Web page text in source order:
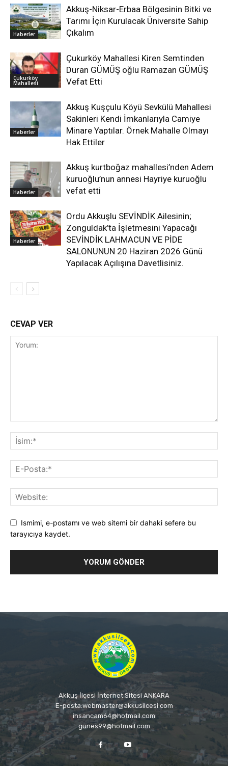
Haberler
Akkuş-Niksar-Erbaa Bölgesinin Bitki ve
Tarımı İçin Kurulacak Üniversite Sahip
Çıkalım
Çukurköy
Mahallesi
Çukurköy Mahallesi Kiren Semtinden
Duran GÜMÜŞ oğlu Ramazan GÜMÜŞ
Vefat Etti
Haberler
Akkuş Kuşçulu Köyü Sevkülü Mahallesi
Sakinleri Kendi İmkanlarıyla Camiye
Minare Yaptılar. Örnek Mahalle Olmayı
Hak Ettiler
Haberler
Akkuş kurtboğaz mahallesi’nden Adem
kuruoğlu’nun annesi Hayriye kuruoğlu
vefat etti
Haberler
Ordu Akkuşlu SEVİNDİK Ailesinin;
Zonguldak’ta İşletmesini Yapacağı
SEVİNDİK LAHMACUN VE PİDE
SALONUNUN 20 Haziran 2026 Günü
Yapılacak Açılışına Davetlisiniz.
CEVAP VER
Ismimi, e-postamı ve web sitemi bir dahaki sefere bu
tarayıcıya kaydet.
Akkuş İlçesi İnternet Sitesi ANKARA
E-posta:webmaster@akkusilcesi.com
ihsancam64@hotmail.com
gunes99@hotmail.com